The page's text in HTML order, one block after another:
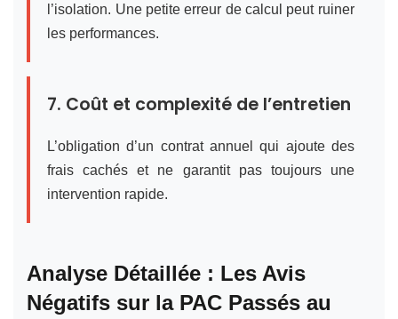
l’isolation. Une petite erreur de calcul peut ruiner
les performances.
7. Coût et complexité de l’entretien
L’obligation d’un contrat annuel qui ajoute des
frais cachés et ne garantit pas toujours une
intervention rapide.
Analyse Détaillée : Les Avis
Négatifs sur la PAC Passés au